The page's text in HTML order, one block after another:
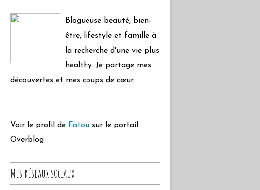
Blogueuse beauté, bien-
être, lifestyle et famille à
la recherche d'une vie plus
healthy. Je partage mes
découvertes et mes coups de cœur.
Voir le profil de Fatou sur le portail
Overblog
Mes réseaux sociaux